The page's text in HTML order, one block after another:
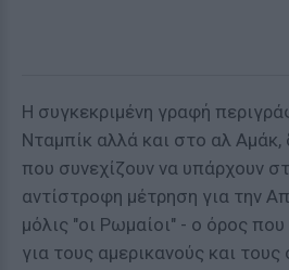
Η συγκεκριμένη γραφή
Νταμπίκ αλλά και στο αλ Αμάκ,
που συνεχίζουν να υπάρχουν
αντίστροφη μέτρηση για την
μόλις "οι Ρωμαίοι" - ο όρος που
για τους αμερικανούς και